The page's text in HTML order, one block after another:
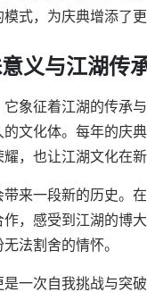
式，为庆典增添了
义与江湖传
象征着江湖的传承
文化体。每年的庆
，也让江湖文化在
来一段新的历史。
，感受到江湖的博
法割舍的情怀。
一次自我挑战与突